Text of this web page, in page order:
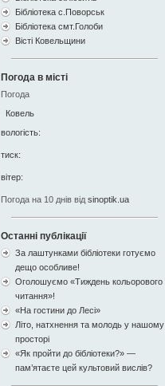
Бібліотека с.Поворськ
Бібліотека смт.Голоби
Вісті Ковельщини
Погода в місті
Погода
Ковель
вологість:
тиск:
вітер:
Погода на 10 днів від sinoptik.ua
Останні публікації
За лаштунками бібліотеки готуємо
дещо особливе!
Оголошуємо «Тиждень кольорового
читання»!
«На гостини до Лесі»
Літо, натхнення та молодь у нашому
просторі
«Як пройти до бібліотеки?» —
пам’ятаєте цей культовий вислів?